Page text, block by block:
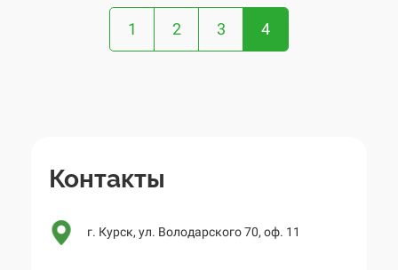
1 2 3 4
Контакты
г. Курск, ул. Володарского 70, оф. 11